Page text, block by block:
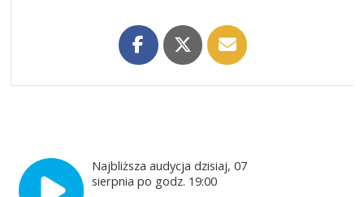
Najbliższa audycja dzisiaj, 07
sierpnia po godz. 19:00